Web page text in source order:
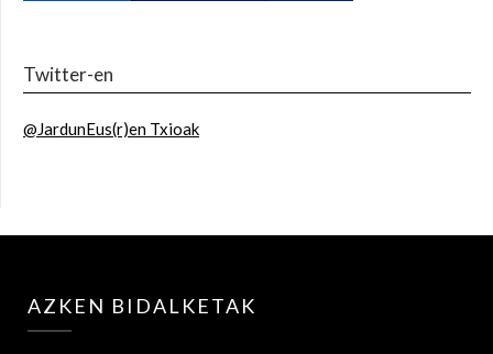
Twitter-en
@JardunEus(r)en Txioak
AZKEN BIDALKETAK